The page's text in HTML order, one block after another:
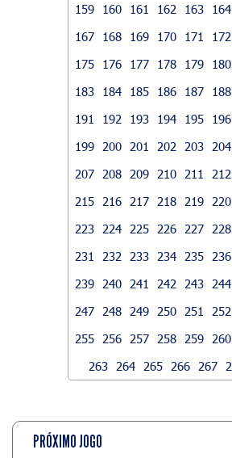
159
160 161 162 163 164
167
168 169 170 171 172
175
176 177 178 179 180
183
184 185 186 187 188
191
192 193 194 195 196
199
200 201 202 203 204
207
208 209 210 211 212
215
216 217 218 219 220
223
224 225 226 227 228
231
232 233 234 235 236
239
240 241 242 243 244
247
248 249 250 251 252
255
256 257 258 259 260
263
264 265 266 267
PRÓXIMO JOGO